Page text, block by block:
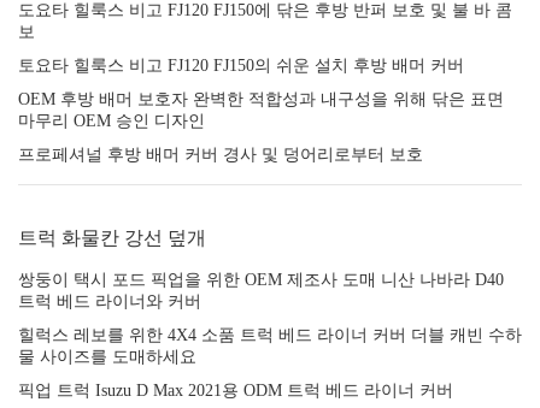
도요타 힐룩스 비고 FJ120 FJ150에 닦은 후방 반퍼 보호 및 불 바 콤
보
토요타 힐룩스 비고 FJ120 FJ150의 쉬운 설치 후방 배머 커버
OEM 후방 배머 보호자 완벽한 적합성과 내구성을 위해 닦은 표면
마무리 OEM 승인 디자인
프로페셔널 후방 배머 커버 경사 및 덩어리로부터 보호
트럭 화물칸 강선 덮개
쌍둥이 택시 포드 픽업을 위한 OEM 제조사 도매 니산 나바라 D40
트럭 베드 라이너와 커버
힐럭스 레보를 위한 4X4 소품 트럭 베드 라이너 커버 더블 캐빈 수하
물 사이즈를 도매하세요
픽업 트럭 Isuzu D Max 2021용 ODM 트럭 베드 라이너 커버